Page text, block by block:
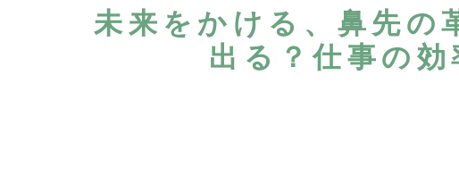
未来をかける、鼻先の
出る？仕事の